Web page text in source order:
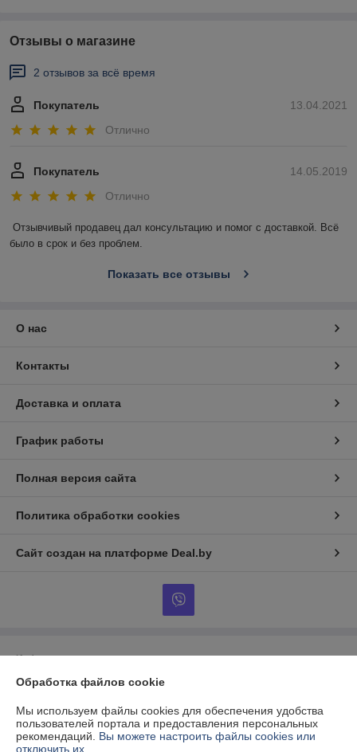
Отзывы о магазине
2 отзывов за всё время
13.04.2021
Покупатель
Отлично
14.05.2019
Покупатель
Отлично
Отзывчивый продавец дал консультацию и помог с доставкой. Всё
было в срок и без проблем.
Показать все отзывы
О нас
Контакты
Доставка и оплата
График работы
Полная версия сайта
Политика обработки cookies
Сайт создан на платформе Deal.by
Информация для покупателя
Юридическое лицо:Частное предприятие "Ридбай"
Михайлашева, д. 1, пом. 319
Регистрационный номер ЕГР: 691803326
Обработка файлов cookie
Мы используем файлы cookies для обеспечения удобства
пользователей портала и предоставления персональных
рекомендаций. Вы можете настроить файлы cookies или
отключить их.